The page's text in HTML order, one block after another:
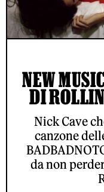
NEW
DI
Nick Cave
canzone
da non